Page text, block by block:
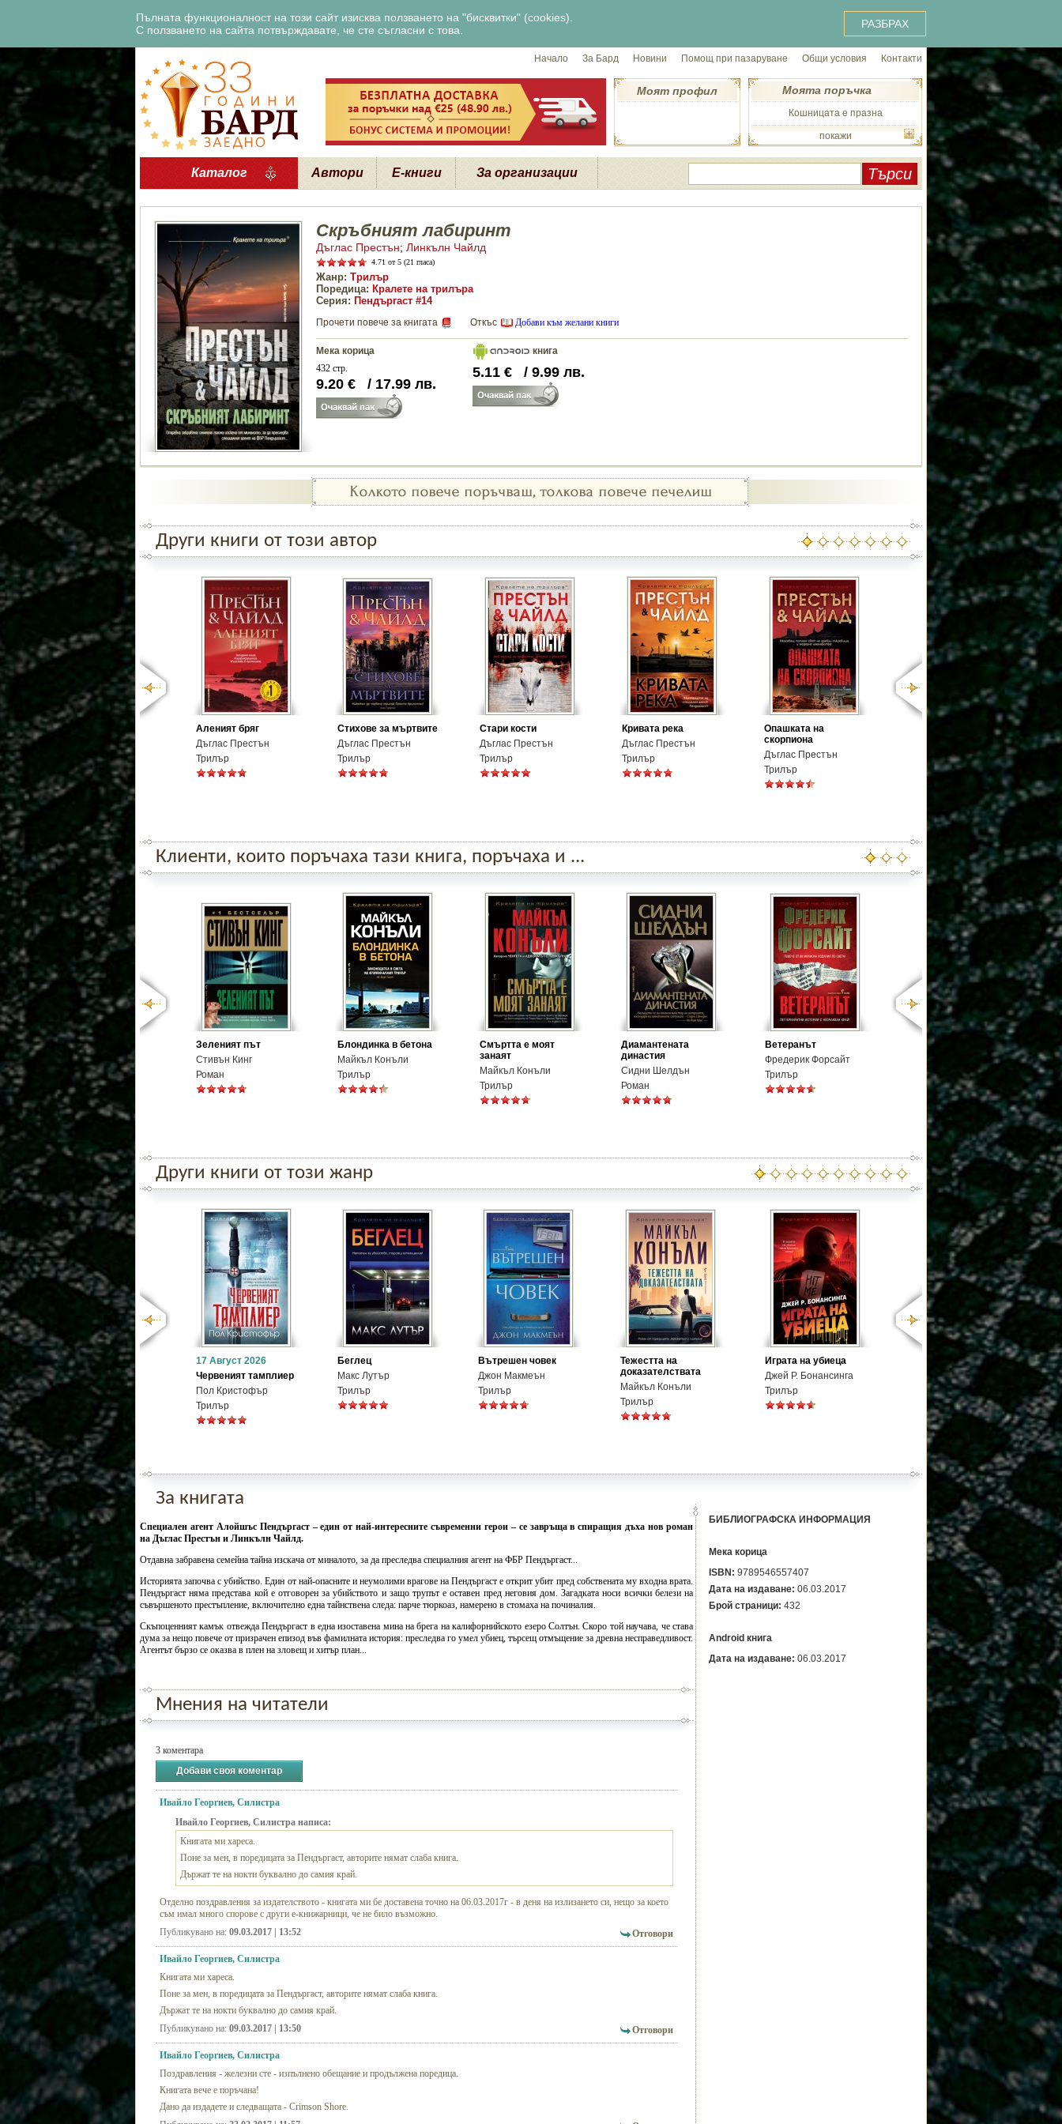
Пълната функционалност на този сайт изисква ползването на "бисквитки" (cookies).
С ползването на сайта потвърждавате, че сте съгласни с това.
РАЗБРАХ
Начало За Бард Новини Помощ при пазаруване Общи условия Контакти
Моят профил
Кошницата е празна
Моята поръчка
покажи
Каталог Автори Е-книги За организации
Скръбният лабиринт
Дъглас Престън; Линкълн Чайлд
4.71 от 5 (21 гласа)
Жанр: Трилър
Поредица: Кралете на трилъра
Серия: Пендъргаст #14
Прочети повече за книгата Откъс Добави към желани книги
Мека корица
432 стр.
9.20 € / 17.99 лв.
книга
5.11 € / 9.99 лв.
Други книги от този автор
Аленият бряг
Дъглас Престън
Трилър
Стихове за мъртвите
Дъглас Престън
Трилър
Стари кости
Дъглас Престън
Трилър
Кривата река
Дъглас Престън
Трилър
Опашката на
скорпиона
Дъглас Престън
Трилър
Клиенти, които поръчаха тази книга, поръчаха и ...
Зеленият път
Стивън Кинг
Роман
Блондинка в бетона
Майкъл Конъли
Трилър
Смъртта е моят
занаят
Майкъл Конъли
Трилър
Диамантената
династия
Сидни Шелдън
Роман
Ветеранът
Фредерик Форсайт
Трилър
Други книги от този жанр
17 Август 2026
Червеният тамплиер
Пол Кристофър
Трилър
Беглец
Макс Лутър
Трилър
Вътрешен човек
Джон Макмеън
Трилър
Тежестта на
доказателствата
Майкъл Конъли
Трилър
Играта на убиеца
Джей Р. Бонансинга
Трилър
За книгата
Специален агент Алойшъс Пендъргаст – един от най-интересните съвременни герои – се завръща в спиращия дъха нов роман
на Дъглас Престън и Линкълн Чайлд.
Отдавна забравена семейна тайна изскача от миналото, за да преследва специалния агент на ФБР Пендъргаст...
Историята започва с убийство. Един от най-опасните и неумолими врагове на Пендъргаст е открит убит пред собствената му входна врата.
Пендъргаст няма представа кой е отговорен за убийството и защо трупът е оставен пред неговия дом. Загадката носи всички белези на
съвършеното престъпление, включително една тайнствена следа: парче тюркоаз, намерено в стомаха на починалия.
Скъпоценният камък отвежда Пендъргаст в една изоставена мина на брега на калифорнийското езеро Солтън. Скоро той научава, че става
дума за нещо повече от призрачен епизод във фамилната история: преследва го умел убиец, търсещ отмъщение за древна несправедливост.
Агентът бързо се оказва в плен на зловещ и хитър план...
Мнения на читатели
3 коментара
Добави своя коментар
Ивайло Георгиев, Силистра
Ивайло Георгиев, Силистра написа:
Книгата ми хареса.
Поне за мен, в поредицата за Пендъргаст, авторите нямат слаба книга.
Държат те на нокти буквално до самия край.
Отделно поздравления за издателството - книгата ми бе доставена точно на 06.03.2017г - в деня на излизането си, нещо за което
съм имал много спорове с други е-книжарници, че не било възможно.
Публикувано на: 09.03.2017 | 13:52 Отговори
Ивайло Георгиев, Силистра
Книгата ми хареса.
Поне за мен, в поредицата за Пендъргаст, авторите нямат слаба книга.
Държат те на нокти буквално до самия край.
Публикувано на: 09.03.2017 | 13:50 Отговори
Ивайло Георгиев, Силистра
Поздравления - железни сте - изпълнено обещание и продължена поредица.
Книгата вече е поръчана!
Дано да издадете и следващата - Crimson Shore.
БИБЛИОГРАФСКА ИНФОРМАЦИЯ
Мека корица
ISBN: 9789546557407
Дата на издаване: 06.03.2017
Брой страници: 432
Android книга
Дата на издаване: 06.03.2017